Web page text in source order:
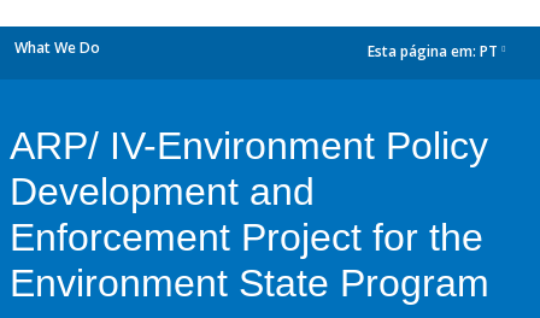
What We Do Esta página em: PT
ARP/ IV-Environment Policy
Development and
Enforcement Project for the
Environment State Program